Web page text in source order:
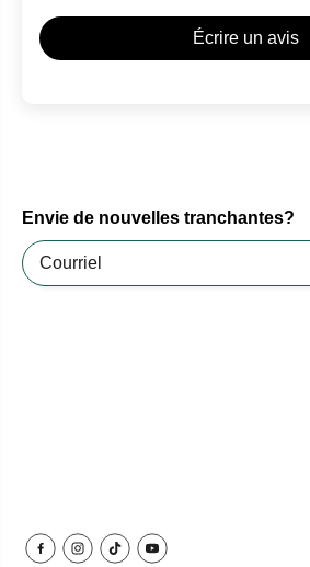
Écrire un avis
Envie de nouvelles tranchantes?